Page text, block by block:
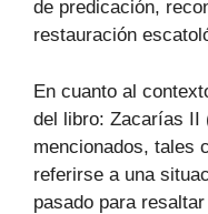
de predicación,
restauración
En cuanto al
del libro: Zacarías II
mencionados, tales
referirse a una
pasado para